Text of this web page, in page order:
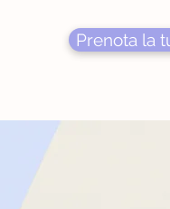
Prenota la